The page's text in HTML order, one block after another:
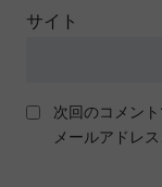
サイト
次回のコメン
メールアドレ